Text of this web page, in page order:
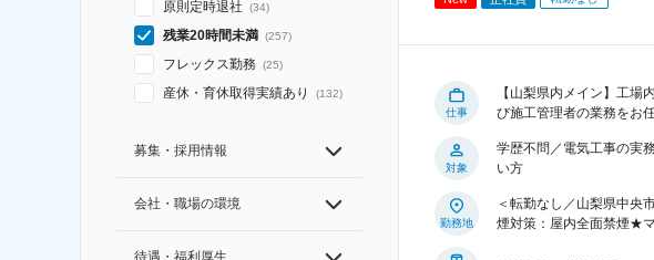
原則定時退社 (34)
残業20時間未満 (257)
フレックス勤務 (25)
産休・育休取得実績あり (132)
募集・採用情報
会社・職場の環境
待遇・福利厚生
仕事
【山梨県内メイン】工場
び施工管理者の業務をお
対象
学歴不問／電気工事の実
い方
勤務地
＜転勤なし／山梨県中央
煙対策：屋内全面禁煙★